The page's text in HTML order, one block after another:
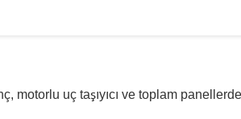
motorlu uç taşıyıcı ve toplam